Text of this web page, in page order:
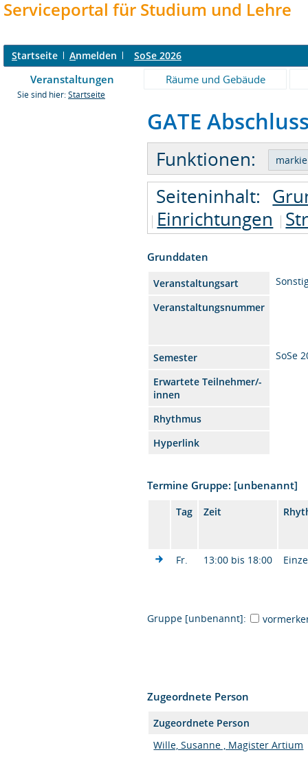
Serviceportal für Studium und Lehre
Startseite Anmelden SoSe 2026
Veranstaltungen Räume und Gebäude
Sie sind hier: Startseite
GATE
Funktionen:
Seiteninhalt:
Einrichtungen
Grunddaten
Veranstaltungsart
Veranstaltungsnummer
Semester
SoSe
Erwartete Teilnehmer/-
innen
Rhythmus
Hyperlink
Termine Gruppe: [unbenannt]
Tag Zeit
Fr. 13:00 bis 18:00
Gruppe [unbenannt]:
Zugeordnete Person
Zugeordnete Person
Wille, Susanne , Magister Artium